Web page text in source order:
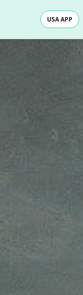
USA APP